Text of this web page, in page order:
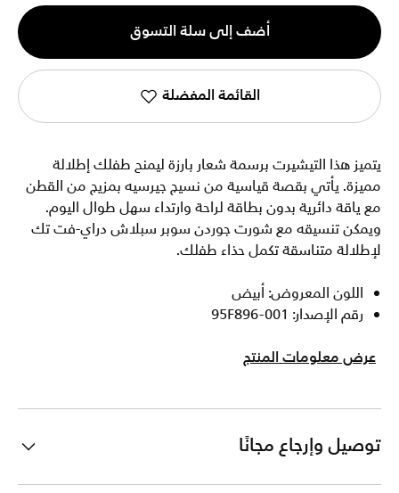
الكمية
1
أضف إلى سلة التسوق
القائمة المفضلة
يتميز هذا التيشيرت برسمة شعار بارزة ليمنح طفلك إطلالة
مميزة. يأتي بقصة قياسية من نسيج جيرسيه بمزيج من القطن
مع ياقة دائرية بدون بطاقة لراحة وارتداء سهل طوال اليوم.
ويمكن تنسيقه مع شورت جوردن سوبر سبلاش دراي-فت تك
لإطلالة متناسقة تكمل حذاء طفلك.
اللون المعروض: أبيض
رقم الإصدار: 95F896-001
عرض معلومات المنتج
توصيل وإرجاع مجانًا